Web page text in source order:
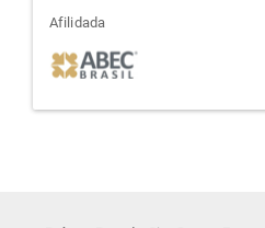
afiliada
Afilidada